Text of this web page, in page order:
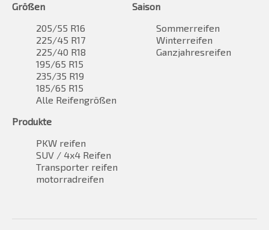
Größen
205/55 R16
225/45 R17
225/40 R18
195/65 R15
235/35 R19
185/65 R15
Alle Reifengrößen
Saison
Sommerreifen
Winterreifen
Ganzjahresreifen
Produkte
PKW reifen
SUV / 4x4 Reifen
Transporter reifen
motorradreifen